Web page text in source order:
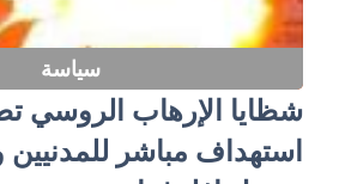
سياسة
شظايا الإرهاب الروسي
استهداف مباشر للمدنيين